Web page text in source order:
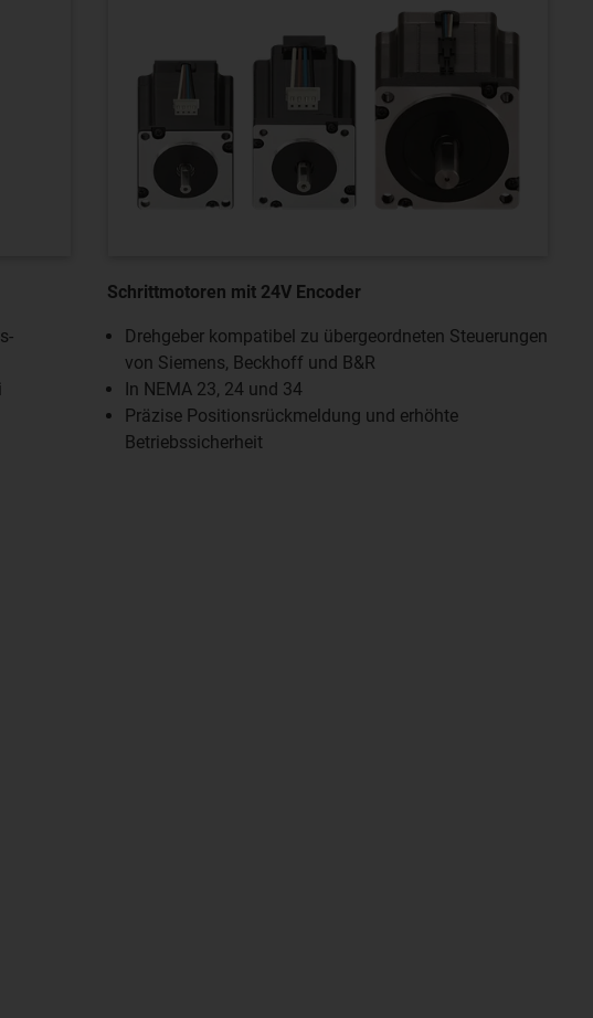
Schrittmotoren mit 24V Encoder
Drehgeber kompatibel zu übergeordneten Steuerungen
von Siemens, Beckhoff und B&R
In NEMA 23, 24 und 34
Präzise Positionsrückmeldung und erhöhte
Betriebssicherheit